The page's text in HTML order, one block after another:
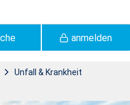
anmelden
Unfall & Krankheit